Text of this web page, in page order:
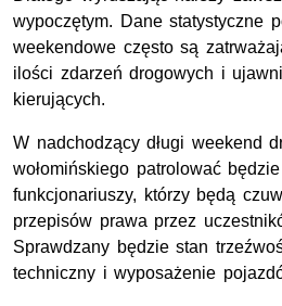
wypoczętym. Dane statystyczne
weekendowe często są
ilości zdarzeń drogowych i
kierujących.
W nadchodzący długi weekend
wołomińskiego patrolować
funkcjonariuszy, którzy będą
przepisów prawa przez
Sprawdzany będzie stan
techniczny i wyposażenie